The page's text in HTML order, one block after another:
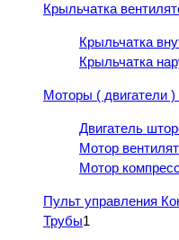
Крыльчатка
Крыльчатка
Крыльчатка
Моторы ( двигатели
Двигатель
Мотор
Мотор
Пульт управления
Трубы1